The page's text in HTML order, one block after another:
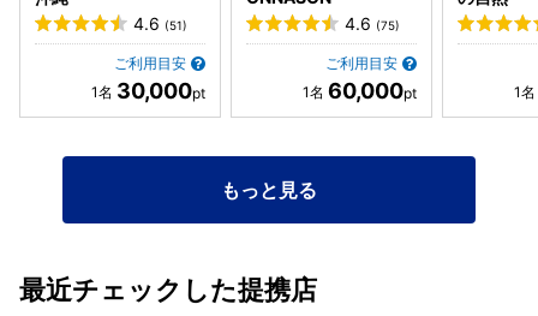
4.6 (51)
ご利用目安
30,000
4.6 (75)
ご利用目安
60,000
もっと見る
最近チェックした提携店